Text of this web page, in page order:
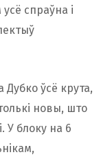
спраўна і
Дубко ўсё крута,
новы, што
У блоку на 6